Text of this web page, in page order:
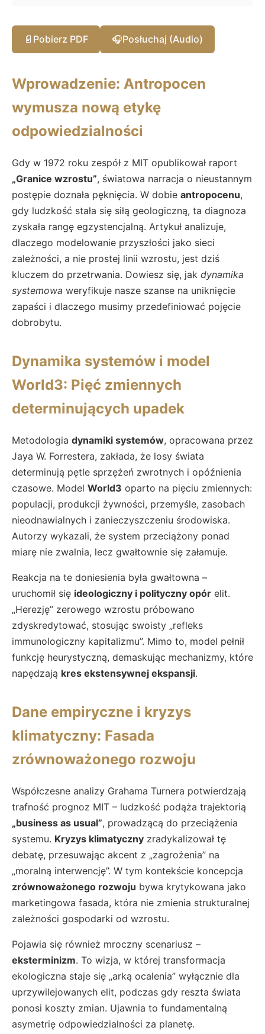
📄 Pobierz PDF 🎧Posłuchaj (Audio)
Wprowadzenie: Antropocen
wymusza nową etykę
odpowiedzialności
Gdy w 1972 roku zespół z MIT opublikował raport
„Granice wzrostu”, światowa narracja o nieustannym
postępie doznała pęknięcia. W dobie antropocenu,
gdy ludzkość stała się siłą geologiczną, ta diagnoza
zyskała rangę egzystencjalną. Artykuł analizuje,
dlaczego modelowanie przyszłości jako sieci
zależności, a nie prostej linii wzrostu, jest dziś
kluczem do przetrwania. Dowiesz się, jak dynamika
systemowa weryfikuje nasze szanse na uniknięcie
zapaści i dlaczego musimy przedefiniować pojęcie
dobrobytu.
Dynamika systemów i model
World3: Pięć zmiennych
determinujących upadek
Metodologia dynamiki systemów, opracowana przez
Jaya W. Forrestera, zakłada, że losy świata
determinują pętle sprzężeń zwrotnych i opóźnienia
czasowe. Model World3 oparto na pięciu zmiennych:
populacji, produkcji żywności, przemyśle, zasobach
nieodnawialnych i zanieczyszczeniu środowiska.
Autorzy wykazali, że system przeciążony ponad
miarę nie zwalnia, lecz gwałtownie się załamuje.
Reakcja na te doniesienia była gwałtowna –
uruchomił się ideologiczny i polityczny opór elit.
„Herezję” zerowego wzrostu próbowano
zdyskredytować, stosując swoisty „refleks
immunologiczny kapitalizmu”. Mimo to, model pełnił
funkcję heurystyczną, demaskując mechanizmy, które
napędzają kres ekstensywnej ekspansji.
Dane empiryczne i kryzys
klimatyczny: Fasada
zrównoważonego rozwoju
Współczesne analizy Grahama Turnera potwierdzają
trafność prognoz MIT – ludzkość podąża trajektorią
„business as usual”, prowadzącą do przeciążenia
systemu. Kryzys klimatyczny zradykalizował tę
debatę, przesuwając akcent z „zagrożenia” na
„moralną interwencję”. W tym kontekście koncepcja
zrównoważonego rozwoju bywa krytykowana jako
marketingowa fasada, która nie zmienia strukturalnej
zależności gospodarki od wzrostu.
Pojawia się również mroczny scenariusz –
eksterminizm. To wizja, w której transformacja
ekologiczna staje się „arką ocalenia” wyłącznie dla
uprzywilejowanych elit, podczas gdy reszta świata
ponosi koszty zmian. Ujawnia to fundamentalną
asymetrię odpowiedzialności za planetę.